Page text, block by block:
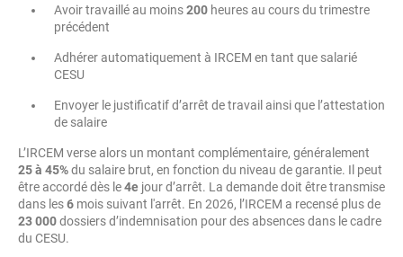
Avoir travaillé au moins200 heures au cours du trimestre
précédent
Adhérer automatiquement à IRCEM en tant que salarié
CESU
Envoyer le justificatif d’arrêt de travail ainsi que l’attestation
de salaire
L’IRCEM verse alors un montant complémentaire, généralement
25 à 45%du salaire brut, en fonction du niveau de garantie. Il peut
être accordé dès le4e jour d’arrêt. La demande doit être transmise
dans les6 mois suivant l'arrêt. En 2026, l’IRCEM a recensé plus de
23 000dossiers d’indemnisation pour des absences dans le cadre
du CESU.